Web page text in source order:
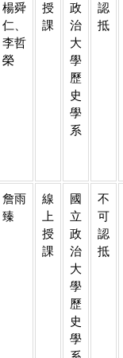
楊舜
仁、
李哲
榮
授
課
政
治
大
學
歷
史
學
系
認
抵
詹雨
臻
線
上
授
課
國
立
政
治
大
學
歷
史
學
不
可
認
抵